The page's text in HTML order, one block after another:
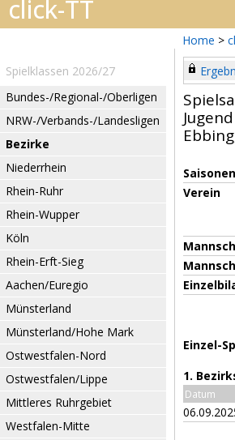
Home >
Spielklassen 2026/27
Bundes-/Regional-/Oberligen
NRW-/Verbands-/Landesligen
Bezirke
Niederrhein
Rhein-Ruhr
Rhein-Wupper
Köln
Rhein-Erft-Sieg
Aachen/Euregio
Münsterland
Münsterland/Hohe Mark
Ostwestfalen-Nord
Ostwestfalen/Lippe
Mittleres Ruhrgebiet
Westfalen-Mitte
Saisonen
Verein
Einzel-
1.
Datum